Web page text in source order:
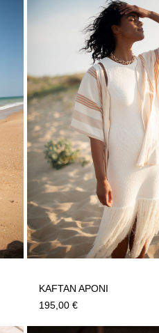
KAFTAN APONI
195,00€